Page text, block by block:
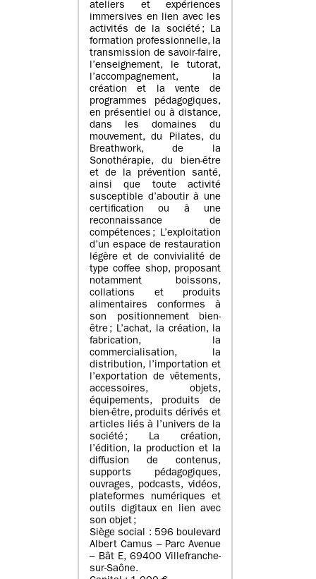
ateliers et expériences
immersives en lien avec les
activités de la société ; La
formation professionnelle, la
transmission de savoir-faire,
l’enseignement, le tutorat,
l’accompagnement, la
création et la vente de
programmes pédagogiques,
en présentiel ou à distance,
dans les domaines du
mouvement, du Pilates, du
Breathwork, de la
Sonothérapie, du bien-être
et de la prévention santé,
ainsi que toute activité
susceptible d’aboutir à une
certification ou à une
reconnaissance de
compétences ; L’exploitation
d’un espace de restauration
légère et de convivialité de
type coffee shop, proposant
notamment boissons,
collations et produits
alimentaires conformes à
son positionnement bien-
être ; L’achat, la création, la
fabrication, la
commercialisation, la
distribution, l’importation et
l’exportation de vêtements,
accessoires, objets,
équipements, produits de
bien-être, produits dérivés et
articles liés à l’univers de la
société ; La création,
l’édition, la production et la
diffusion de contenus,
supports pédagogiques,
ouvrages, podcasts, vidéos,
plateformes numériques et
outils digitaux en lien avec
son objet ;
Siège social : 596 boulevard
Albert Camus – Parc Avenue
– Bât E, 69400 Villefranche-
sur-Saône.